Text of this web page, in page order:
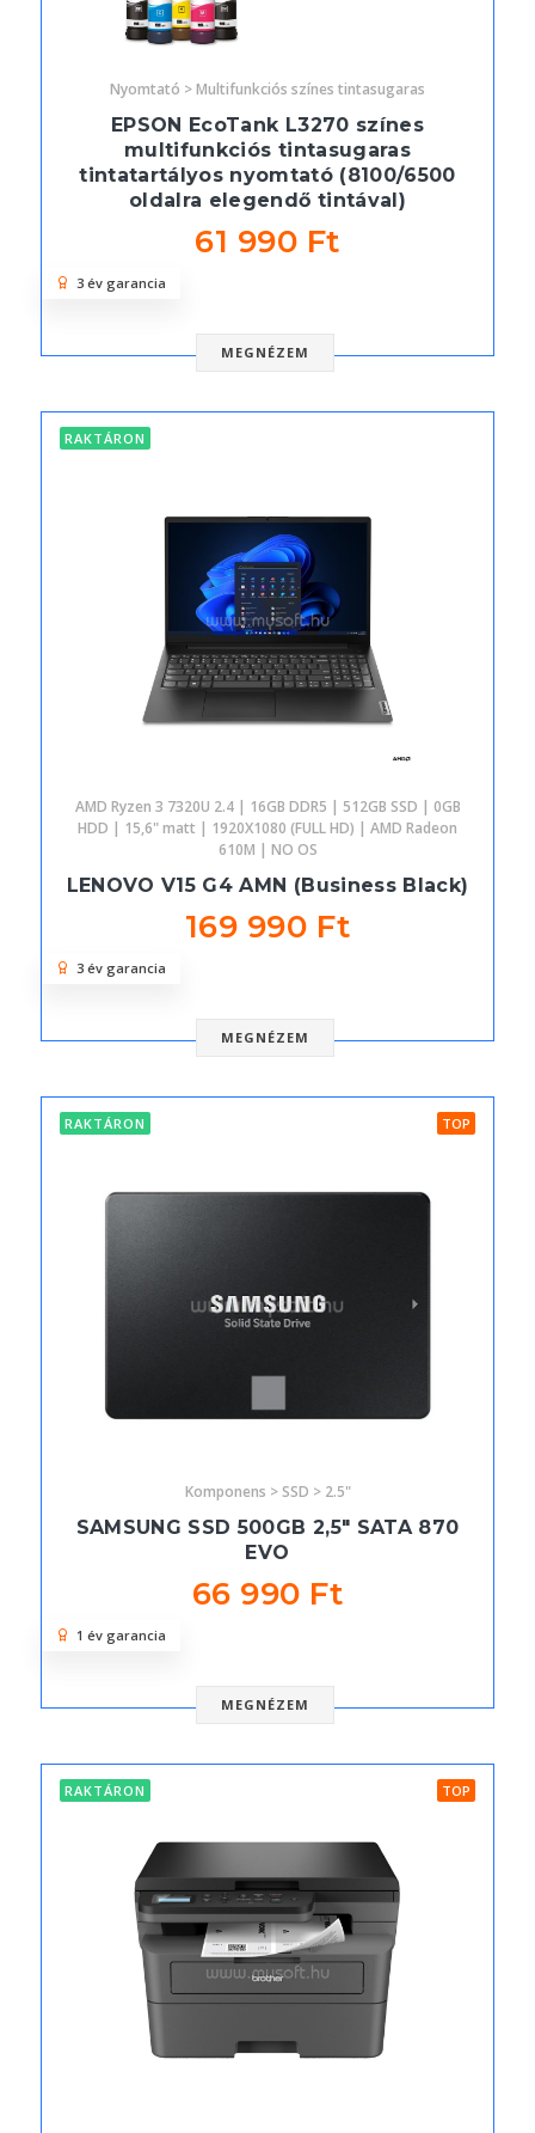
Nyomtató > Multifunkciós színes tintasugaras
EPSON EcoTank L3270 színes
multifunkciós tintasugaras
tintatartályos nyomtató (8100/6500
oldalra elegendő tintával)
61 990 Ft
MEGNÉZEM
3 év garancia
RAKTÁRON
AMD Ryzen 3 7320U 2.4 | 16GB DDR5 | 512GB SSD | 0GB
HDD | 15,6" matt | 1920X1080 (FULL HD) | AMD Radeon
610M | NO OS
LENOVO V15 G4 AMN (Business Black)
169 990 Ft
MEGNÉZEM
3 év garancia
RAKTÁRON TOP
Komponens > SSD > 2.5"
SAMSUNG SSD 500GB 2,5" SATA 870
EVO
66 990 Ft
MEGNÉZEM
1 év garancia
RAKTÁRON TOP